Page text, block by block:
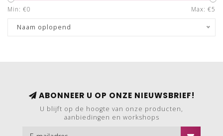
Min: €0 Max: €5
Naam oplopend
ABONNEER U OP ONZE NIEUWSBRIEF!
U blijft op de hoogte van onze producten,
aanbiedingen en workshops